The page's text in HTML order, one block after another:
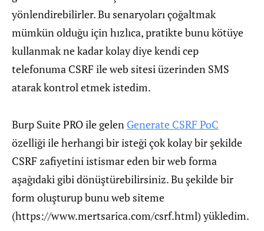
yönlendirebilirler. Bu senaryoları çoğaltmak
mümkün olduğu için hızlıca, pratikte bunu kötüye
kullanmak ne kadar kolay diye kendi cep
telefonuma CSRF ile web sitesi üzerinden SMS
atarak kontrol etmek istedim.
Burp Suite PRO ile gelen Generate CSRF PoC
özelliği ile herhangi bir isteği çok kolay bir şekilde
CSRF zafiyetini istismar eden bir web forma
aşağıdaki gibi dönüştürebilirsiniz. Bu şekilde bir
form oluşturup bunu web siteme
(https://www.mertsarica.com/csrf.html) yükledim.